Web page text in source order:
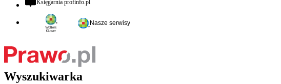
Księgarnia profinfo.plotwiera się w nowej karcie
Nasze serwisy
Wyszukiwarka